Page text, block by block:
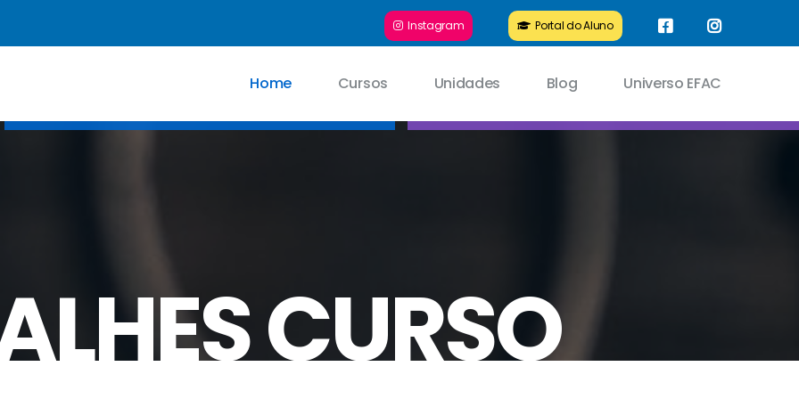
Instagram Portal do Aluno
Home Cursos Unidades Blog Universo EFAC
CURSO